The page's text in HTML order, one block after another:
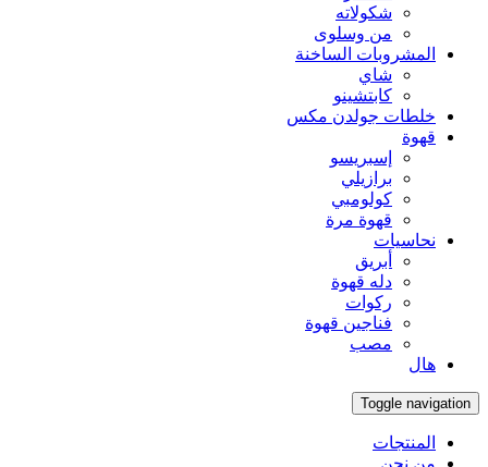
شكولاته
من وسلوى
المشروبات الساخنة
شاي
كابتشينو
خلطات جولدن مكس
قهوة
إسبريسو
برازيلي
كولومبي
قهوة مرة
نحاسيات
أبريق
‏دله قهوة
ركوات
فناجين قهوة
مصب
هال
Toggle navigation
المنتجات